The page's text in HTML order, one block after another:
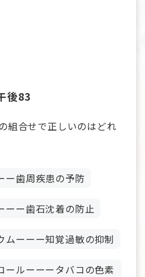
後83
組合せで正しいのはどれ
ー歯周疾患の予防
ーー歯石沈着の防止
ムーーー知覚過敏の抑制
ールーーータバコの色素